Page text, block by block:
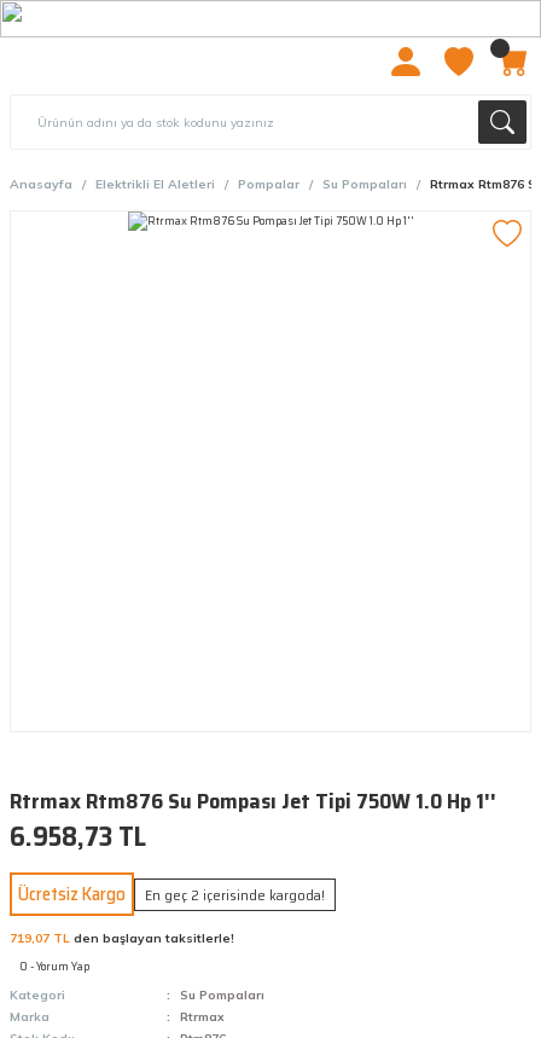
Anasayfa Elektrikli El Aletleri Pompalar Su Pompaları Rtrmax Rtm876
Rtrmax Rtm876 Su Pompası Jet Tipi 750W 1.0 Hp 1''
6.958,73 TL
Ücretsiz Kargo En geç 2 içerisinde kargoda!
719,07 TL den başlayan taksitlerle!
0 - Yorum Yap
Kategori
Su Pompaları
Marka
Rtrmax